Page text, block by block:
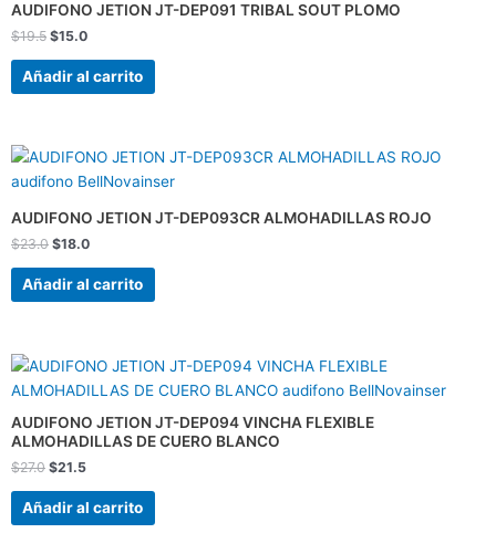
AUDIFONO JETION JT-DEP091 TRIBAL SOUT PLOMO
$19.5
$19.5.
$15.0
$15.0.
Añadir al carrito
AUDIFONO JETION JT-DEP093CR ALMOHADILLAS ROJO
$23.0
El
original
$23.0.
$18.0
El
actual
$18.0.
Añadir al carrito
AUDIFONO JETION JT-DEP094 VINCHA FLEXIBLE
ALMOHADILLAS DE CUERO BLANCO
$27.0
El
original
era:
$27.0.
$21.5
El
precio
actual
es:
$21.5.
Añadir al carrito